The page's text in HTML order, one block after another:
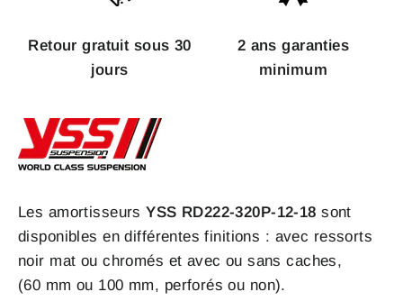
Retour gratuit sous 30
jours
2 ans garanties
minimum
Les amortisseursYSS RD222-320P-12-18 sont
disponibles en différentes finitions : avec ressorts
noir mat ou chromés et avec ou sans caches,
(60 mm ou 100 mm, perforés ou non).